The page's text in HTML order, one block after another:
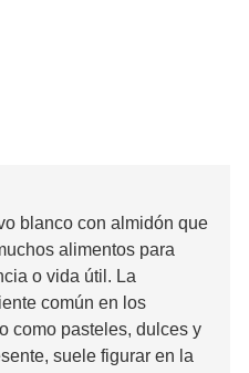
blanco con almidón que
alimentos para
o vida útil. La
común en los
como pasteles, dulces y
suele figurar en la